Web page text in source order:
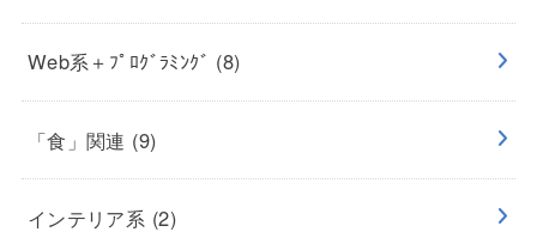
Web系＋ﾌﾟﾛｸﾞﾗﾐﾝｸﾞ (8)
「食」関連 (9)
インテリア系 (2)